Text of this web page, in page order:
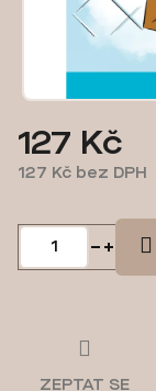
127 Kč
127 Kč bez DPH
ZEPTAT SE